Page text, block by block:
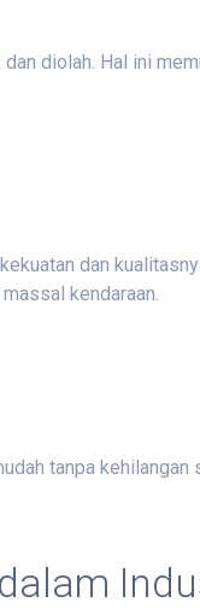
diolah. Hal ini
dan
kendaraan.
tanpa